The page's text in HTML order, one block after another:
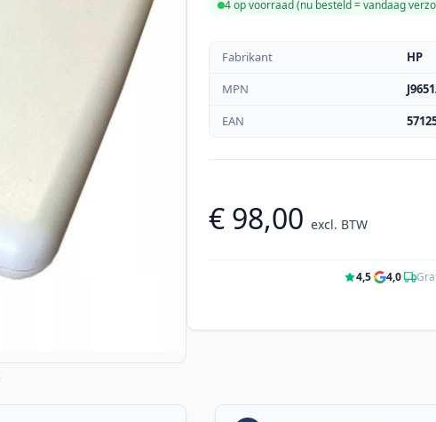
4 op voorraad (nu besteld = vandaag
Fabrikant
HP
MPN
EAN
€ 98,00 excl. BTW
4,5· 4,0·